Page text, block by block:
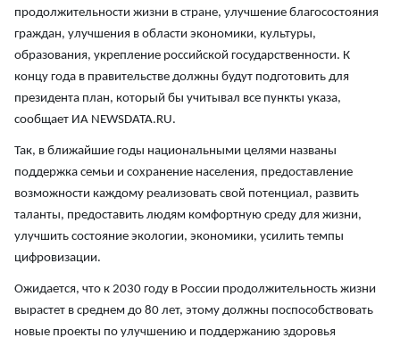
продолжительности жизни в стране, улучшение благосостояния
граждан, улучшения в области экономики, культуры,
образования, укрепление российской государственности. К
концу года в правительстве должны будут подготовить для
президента план, который бы учитывал все пункты указа,
сообщает ИА NEWSDATA.RU.
Так, в ближайшие годы национальными целями названы
поддержка семьи и сохранение населения, предоставление
возможности каждому реализовать свой потенциал, развить
таланты, предоставить людям комфортную среду для жизни,
улучшить состояние экологии, экономики, усилить темпы
цифровизации.
Ожидается, что к 2030 году в России продолжительность жизни
вырастет в среднем до 80 лет, этому должны поспособствовать
новые проекты по улучшению и поддержанию здоровья